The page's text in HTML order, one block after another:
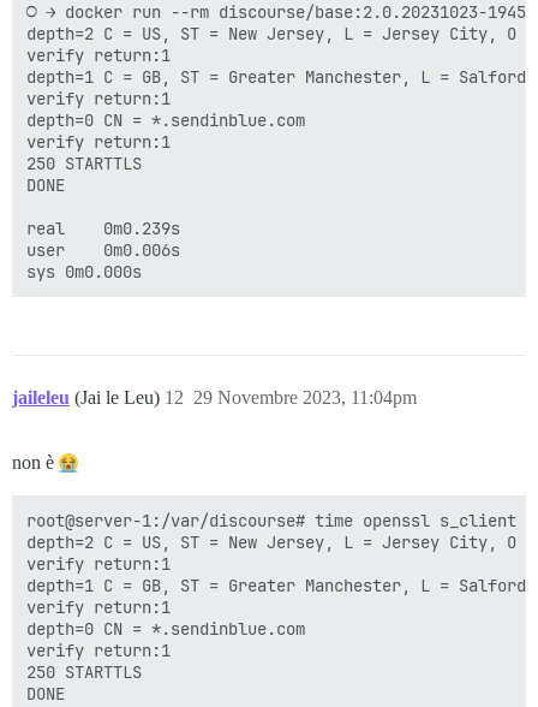
○ → docker run --rm discourse/base:2.0.20231023-
depth=2 C = US, ST = New Jersey, L = Jersey City, O =
verify return:1
depth=1 C = GB, ST = Greater Manchester, L =
verify return:1
depth=0 CN = *.sendinblue.com
verify return:1
250 STARTTLS
DONE
real	0m0.239s
user	0m0.006s
jaileleu (Jai le Leu) 29 Novembre 2023, 11:04pm
12
non è
root@server-1:/var/discourse# time openssl
depth=2 C = US, ST = New Jersey, L = Jersey City, O =
verify return:1
depth=1 C = GB, ST = Greater Manchester, L =
verify return:1
depth=0 CN = *.sendinblue.com
verify return:1
250 STARTTLS
DONE